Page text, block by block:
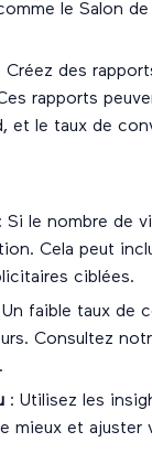
le Salon
Créez des
rapports
et le taux de
: Si le nombre de
Cela peut
ciblées.
Un faible taux de
Consultez
: Utilisez les
mieux et ajuster